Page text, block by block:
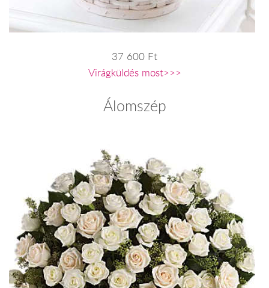
37 600 Ft
Virágküldés most>>>
Álomszép